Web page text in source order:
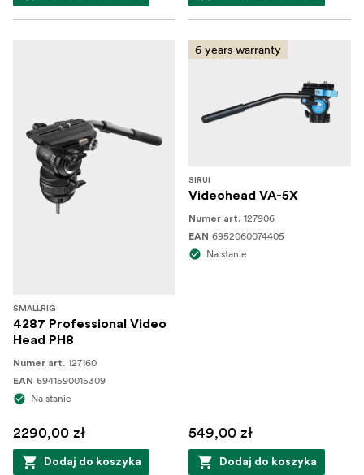
SMALLRIG
4287 Professional Video
Head PH8
Numer art. 127160
EAN 6941590015309
Na stanie
2290,00 zł
Dodaj do koszyka
6 years warranty
SIRUI
Videohead VA-5X
Numer art. 127906
EAN 6952060074405
Na stanie
549,00 zł
Dodaj do koszyka